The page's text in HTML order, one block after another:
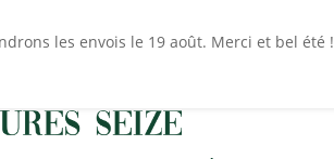
les envois le 19 août. Merci et bel été !